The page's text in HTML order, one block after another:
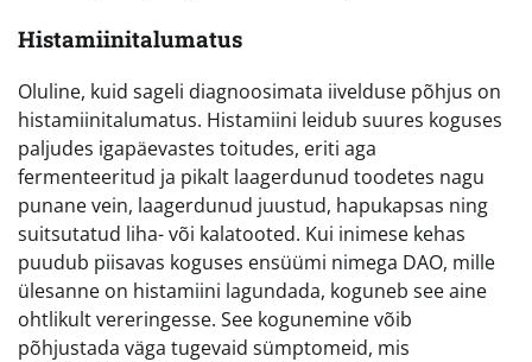
Histamiinitalumatus
Oluline, kuid sageli diagnoosimata iivelduse põhjus on
histamiinitalumatus. Histamiini leidub suures koguses
paljudes igapäevastes toitudes, eriti aga
fermenteeritud ja pikalt laagerdunud toodetes nagu
punane vein, laagerdunud juustud, hapukapsas ning
suitsutatud liha- või kalatooted. Kui inimese kehas
puudub piisavas koguses ensüümi nimega DAO, mille
ülesanne on histamiini lagundada, koguneb see aine
ohtlikult vereringesse. See kogunemine võib
põhjustada väga tugevaid sümptomeid, mis